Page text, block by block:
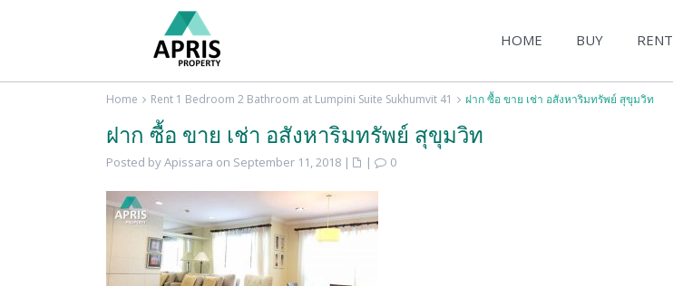
HOME BUY RENT
Home Rent 1 Bedroom 2 Bathroom at Lumpini Suite Sukhumvit 41 ฝาก ซื้อ ขาย เช่า อสังหาริมทรัพย์ สุขุมวิท
ฝาก ซื้อ ขาย เช่า อสังหาริมทรัพย์ สุขุมวิท
Posted by Apissara on September 11, 2018 | | 0